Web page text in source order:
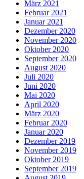
März 2021
Februar 2021
Januar 2021
Dezember 2020
November 2020
Oktober 2020
September 2020
August 2020
Juli 2020
Juni 2020
Mai 2020
April 2020
März 2020
Februar 2020
Januar 2020
Dezember 2019
November 2019
Oktober 2019
September 2019